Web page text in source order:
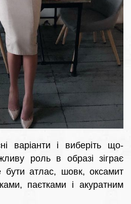
варіанти і виберіть що-
роль в образі зіграє
атлас, шовк, оксамит
паєтками і акуратним